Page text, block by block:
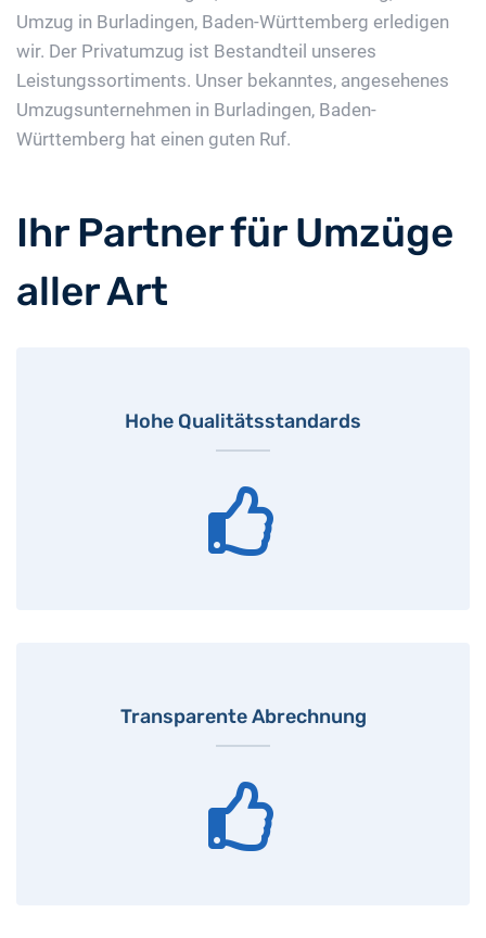
Umzug in Burladingen, Baden-Württemberg erledigen
wir. Der Privatumzug ist Bestandteil unseres
Leistungssortiments. Unser bekanntes, angesehenes
Umzugsunternehmen in Burladingen, Baden-
Württemberg hat einen guten Ruf.
Ihr Partner für Umzüge
aller Art
Hohe Qualitätsstandards
Transparente Abrechnung